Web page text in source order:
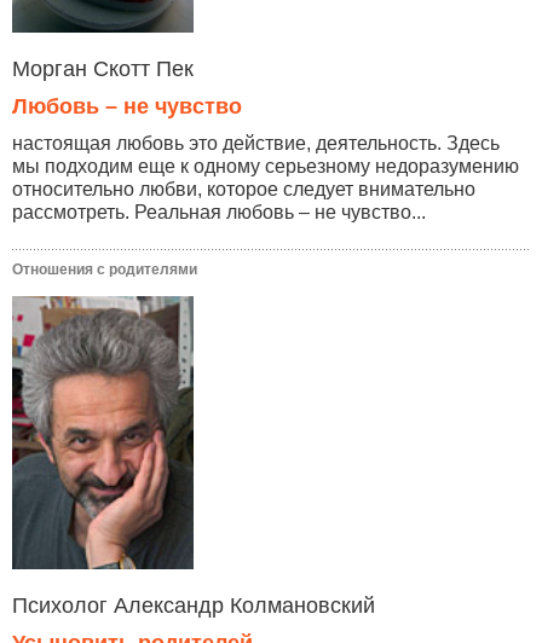
Морган Скотт Пек
Любовь – не чувство
настоящая любовь это действие, деятельность. Здесь
мы подходим еще к одному серьезному недоразумению
относительно любви, которое следует внимательно
рассмотреть. Реальная любовь – не чувство...
Отношения с родителями
Психолог Александр Колмановский